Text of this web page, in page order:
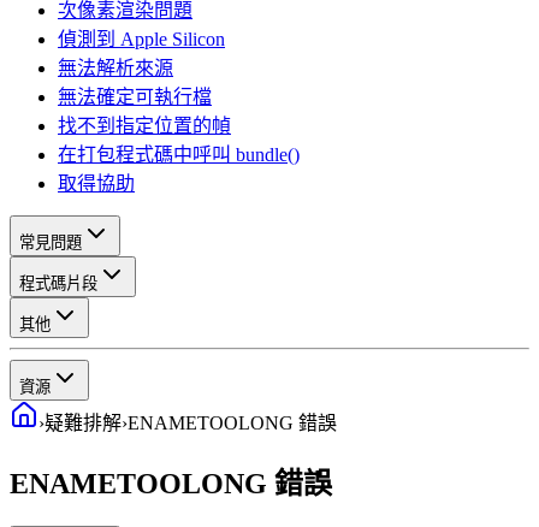
次像素渲染問題
偵測到 Apple Silicon
無法解析來源
無法確定可執行檔
找不到指定位置的幀
在打包程式碼中呼叫 bundle()
取得協助
常見問題
程式碼片段
其他
資源
›疑難排解›ENAMETOOLONG 錯誤
ENAMETOOLONG 錯誤